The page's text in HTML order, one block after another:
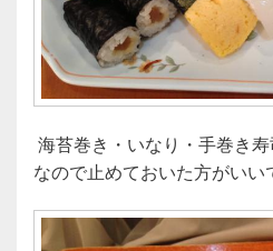
海苔巻き・いなり・手巻き
なので止めておいた方がいい